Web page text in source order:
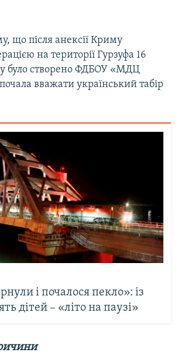
що після анексії Криму
на території Гурзуфа 16
було створено ФДБОУ «МДЦ
вважати український табір
і почалося пекло»: із
дітей – «літо на паузі»